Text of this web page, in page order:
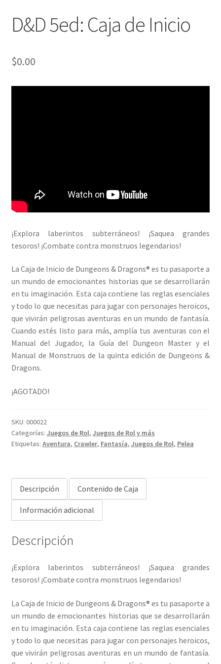
D&D 5ed: Caja de Inicio
$0.00
¡Explora laberintos subterráneos! ¡Saquea grandes
tesoros! ¡Combate contra monstruos legendarios!
La Caja de Inicio de Dungeons & Dragons® es tu pasaporte a
un mundo de emocionantes historias que se desarrollarán
en tu imaginación. Esta caja contiene las reglas esenciales
y todo lo que necesitas para jugar con personajes heroicos,
que vivirán peligrosas aventuras en un mundo de fantasía.
Cuando estés listo para más, amplía tus aventuras con el
Manual del Jugador, la Guía del Dungeon Master y el
Manual de Monstruos de la quinta edición de Dungeons &
Dragons.
¡AGOTADO!
SKU: 000022
Categorías: Juegos de Rol, Juegos de Rol y más
Etiquetas: Aventura, Crawler, Fantasía, Juegos de Rol, Pelea
Descripción Contenido de Caja
Información adicional
Descripción
¡Explora laberintos subterráneos! ¡Saquea grandes
tesoros! ¡Combate contra monstruos legendarios!
La Caja de Inicio de Dungeons & Dragons® es tu pasaporte a
un mundo de emocionantes historias que se desarrollarán
en tu imaginación. Esta caja contiene las reglas esenciales
y todo lo que necesitas para jugar con personajes heroicos,
que vivirán peligrosas aventuras en un mundo de fantasía.